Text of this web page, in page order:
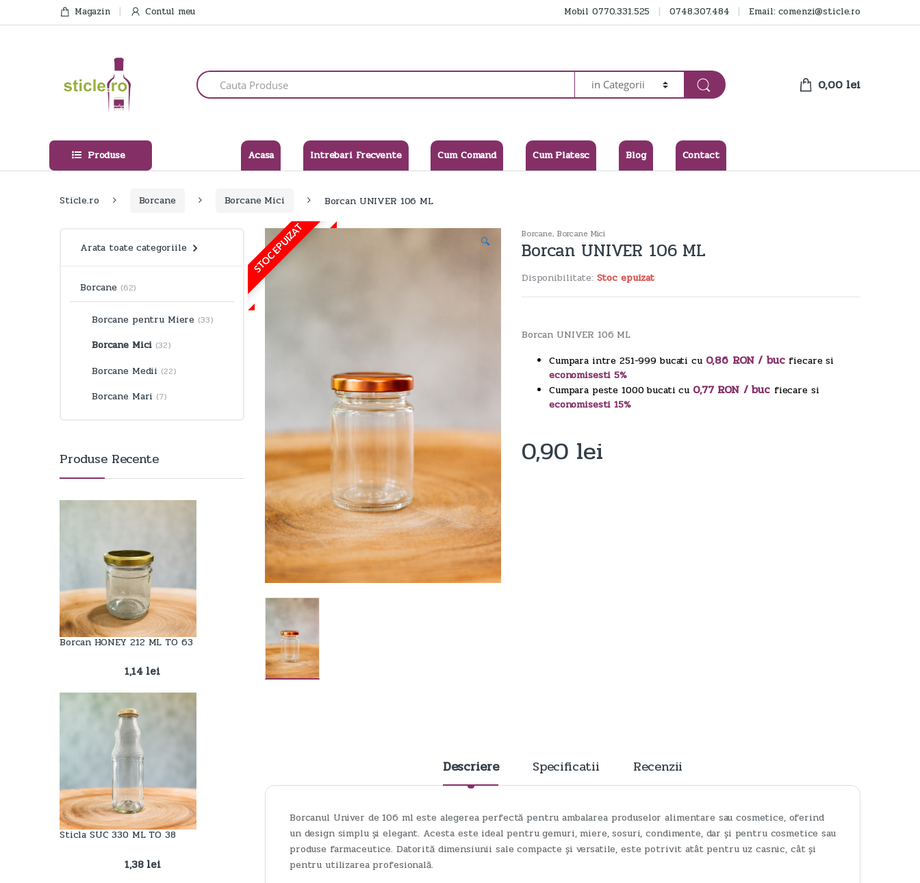
to
to
Magazin Contul meu Mobil 0770.331.525 0748.307.484 Email: comenzi@sticle.ro
Search
0,00 lei
Produse Acasa Intrebari Frecvente Cum Comand Cum Platesc Blog Contact
Sticle.ro Borcane Borcane Mici Borcan UNIVER 106 ML
STOC EPUIZAT 🔍
Borcane, Borcane Mici
Borcan UNIVER 106 ML
Disponibilitate: Stoc epuizat
Borcan UNIVER 106 ML
Cumpara intre 251-999 bucati cu 0,86 RON / buc fiecare si
economisesti 5%
Cumpara peste 1000 bucati cu 0,77 RON / buc fiecare si
economisesti 15%
0,90 lei
Descriere Specificatii Recenzii
Borcanul Univer de 106 ml este alegerea perfectă pentru ambalarea produselor alimentare sau cosmetice, oferind
un design simplu și elegant. Acesta este ideal pentru gemuri, miere, sosuri, condimente, dar și pentru cosmetice sau
produse farmaceutice. Datorită dimensiunii sale compacte și versatile, este potrivit atât pentru uz casnic, cât și
pentru utilizarea profesională.
Arata toate categoriile
Borcane (62)
Borcane pentru Miere (33)
Borcane Mici (32)
Borcane Medii (22)
Borcane Mari (7)
Produse Recente
Borcan HONEY 212 ML TO 63
1,14 lei
Sticla SUC 330 ML TO 38
1,38 lei